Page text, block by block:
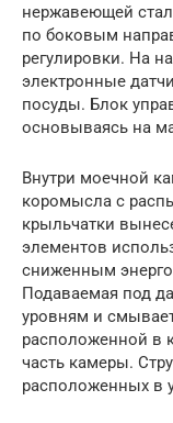
нержавеющей
по боковым
регулировки. На
электронные
посуды. Блок
основываясь на
Внутри моечной
коромысла с
крыльчатки
элементов
сниженным
Подаваемая под
уровням и
расположенной в
часть камеры.
расположенных в